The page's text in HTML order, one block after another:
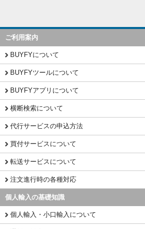
ご利用案内
BUYFYについて
BUYFYツールについて
BUYFYアプリについて
横断検索について
代行サービスの申込方法
買付サービスについて
転送サービスについて
注文進行時の各種対応
個人輸入の基礎知識
個人輸入・小口輸入について